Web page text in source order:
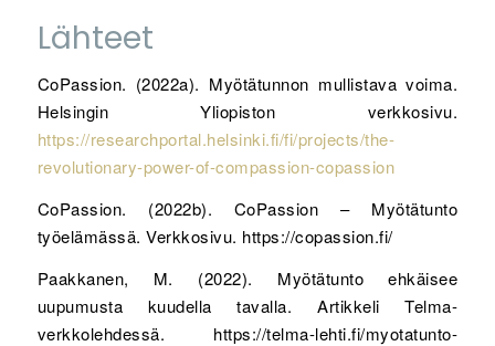
Lähteet
CoPassion. (2022a). Myötätunnon mullistava voima.
Helsingin Yliopiston verkkosivu.
https://researchportal.helsinki.fi/fi/projects/the-
revolutionary-power-of-compassion-copassion
CoPassion. (2022b). CoPassion – Myötätunto
työelämässä. Verkkosivu. https://copassion.fi/
Paakkanen, M. (2022). Myötätunto ehkäisee
uupumusta kuudella tavalla. Artikkeli Telma-
verkkolehdessä. https://telma-lehti.fi/myotatunto-